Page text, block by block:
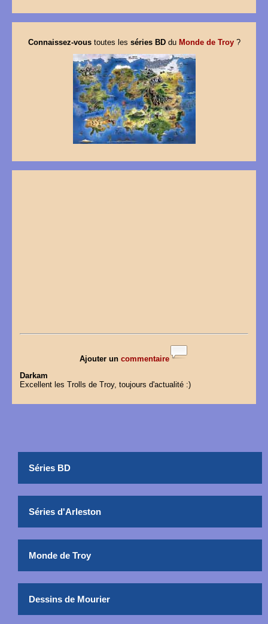
Connaissez-voustoutes les séries BDdu Monde de Troy?
Ajouter un commentaire
Darkam
Excellent les Trolls de Troy, toujours d'actualité :)
Séries BD
Séries d'Arleston
Monde de Troy
Dessins de Mourier